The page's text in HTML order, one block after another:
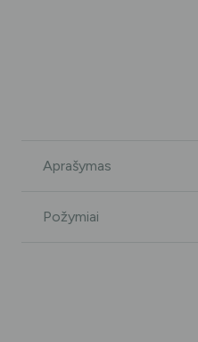
Aprašymas
Požymiai